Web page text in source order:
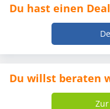
Du hast einen
Du willst beraten